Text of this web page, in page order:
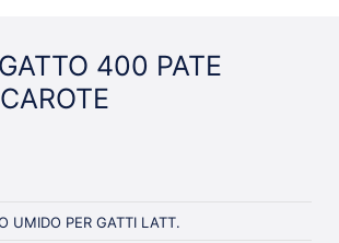
400 PATE
UMIDO PER GATTI LATT.